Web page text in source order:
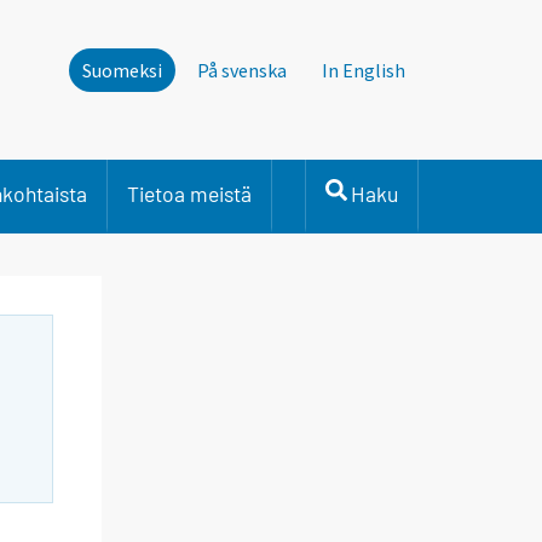
Suomeksi På svenska In English
Tietoa meistä Haku